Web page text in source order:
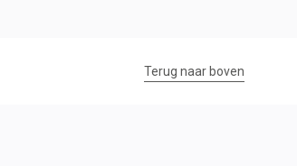
Terug naar boven